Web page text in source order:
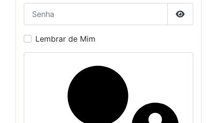
Mostrar
Lembrar de Mim